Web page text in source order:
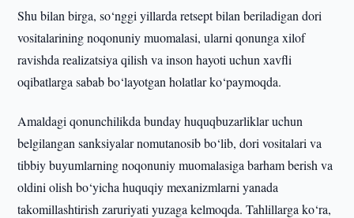
Shu bilan birga, so‘nggi yillarda retsept bilan beriladigan dori
vositalarining noqonuniy muomalasi, ularni qonunga xilof
ravishda realizatsiya qilish va inson hayoti uchun xavfli
oqibatlarga sabab bo‘layotgan holatlar ko‘paymoqda.
Amaldagi qonunchilikda bunday huquqbuzarliklar uchun
belgilangan sanksiyalar nomutanosib bo‘lib, dori vositalari va
tibbiy buyumlarning noqonuniy muomalasiga barham berish va
oldini olish bo‘yicha huquqiy mexanizmlarni yanada
takomillashtirish zaruriyati yuzaga kelmoqda. Tahlillarga ko‘ra,